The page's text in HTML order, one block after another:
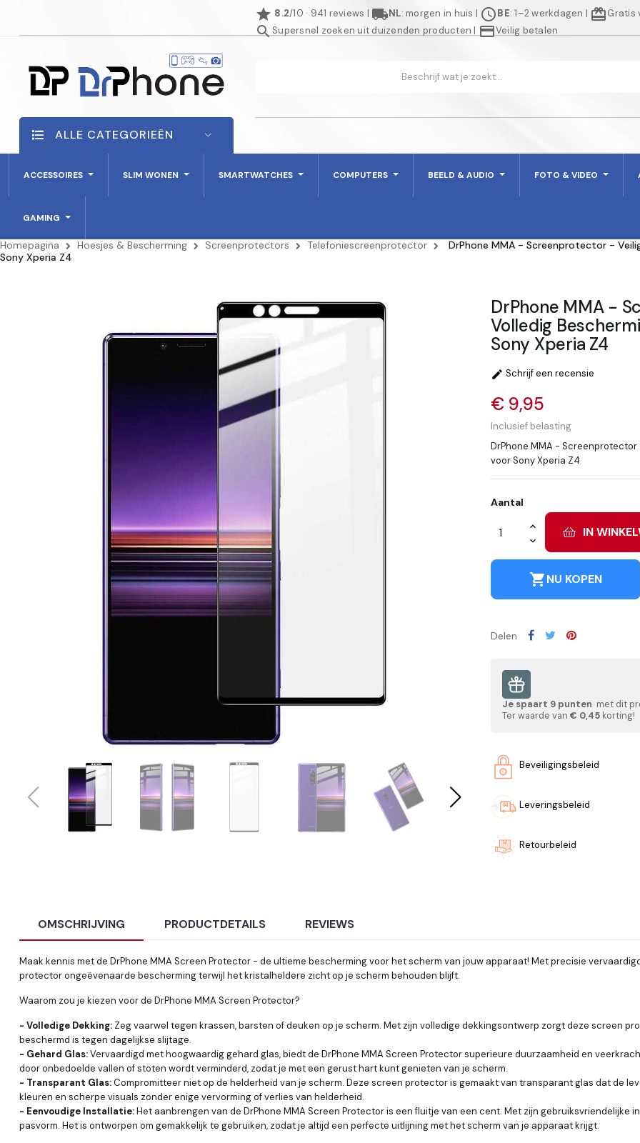
star 8.2/10 · 941 reviews | local_shippingNL: morgen in huis | scheduleBE: 1–2 werkdagen | redeemGratis
searchSupersnel zoeken uit duizenden producten | credit_cardVeilig betalen
ALLE CATEGORIEËN
ACCESSOIRES SLIM WONEN SMARTWATCHES COMPUTERS BEELD & AUDIO FOTO & VIDEO
GAMING
Homepagina Hoesjes & Bescherming Screenprotectors Telefoniescreenprotector
DrPhone MMA - Screenprotector -
Sony Xperia Z4
DrPhone MMA -
Volledig
Sony Xperia Z4
 Schrijf een recensie
€ 9,95
Inclusief belasting
DrPhone MMA -
voor Sony Xperia Z4
Aantal
IN
shopping_cartNU KOPEN
Delen
Je spaart 9 punten met dit
Ter waarde van € 0,45 korting!
Beveiligingsbeleid
Leveringsbeleid
Retourbeleid
OMSCHRIJVING PRODUCTDETAILS REVIEWS
Maak kennis met de DrPhone MMA Screen Protector - de ultieme bescherming voor het scherm van jouw apparaat! Met precisie
protector ongeëvenaarde bescherming terwijl het kristalheldere zicht op je scherm behouden blijft.
Waarom zou je kiezen voor de DrPhone MMA Screen Protector?
- Volledige Dekking: Zeg vaarwel tegen krassen, barsten of deuken op je scherm. Met zijn volledige dekkingsontwerp zorgt deze screen
beschermd is tegen dagelijkse slijtage.
- Gehard Glas:Vervaardigd met hoogwaardig gehard glas, biedt de DrPhone MMA Screen Protector superieure duurzaamheid en
door onbedoelde vallen of stoten wordt verminderd, zodat je met een gerust hart kunt genieten van je scherm.
- Transparant Glas:Compromitteer niet op de helderheid van je scherm. Deze screen protector is gemaakt van transparant glas dat de
kleuren en scherpe visuals zonder enige vervorming of verlies van helderheid.
- Eenvoudige Installatie:Het aanbrengen van de DrPhone MMA Screen Protector is een fluitje van een cent. Met zijn
pasvorm. Het is ontworpen om gemakkelijk te gebruiken, zodat je altijd een perfecte uitlijning met het scherm van je apparaat krijgt.